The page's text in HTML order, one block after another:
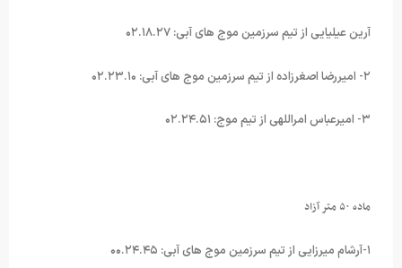
آرین عیلیایی از تیم سرزمین موج های آبی: ۰۲.۱۸.۲۷
۲- امیررضا اصغرزاده از تیم سرزمین موج های آبی: ۰۲.۲۳.۱۰
۳- امیرعباس امراللهی از تیم موج: ۰۲.۲۴.۵۱
ماده ۵۰ متر آزاد